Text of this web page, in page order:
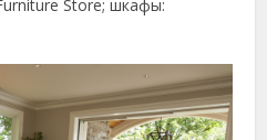
Store; шкафы: